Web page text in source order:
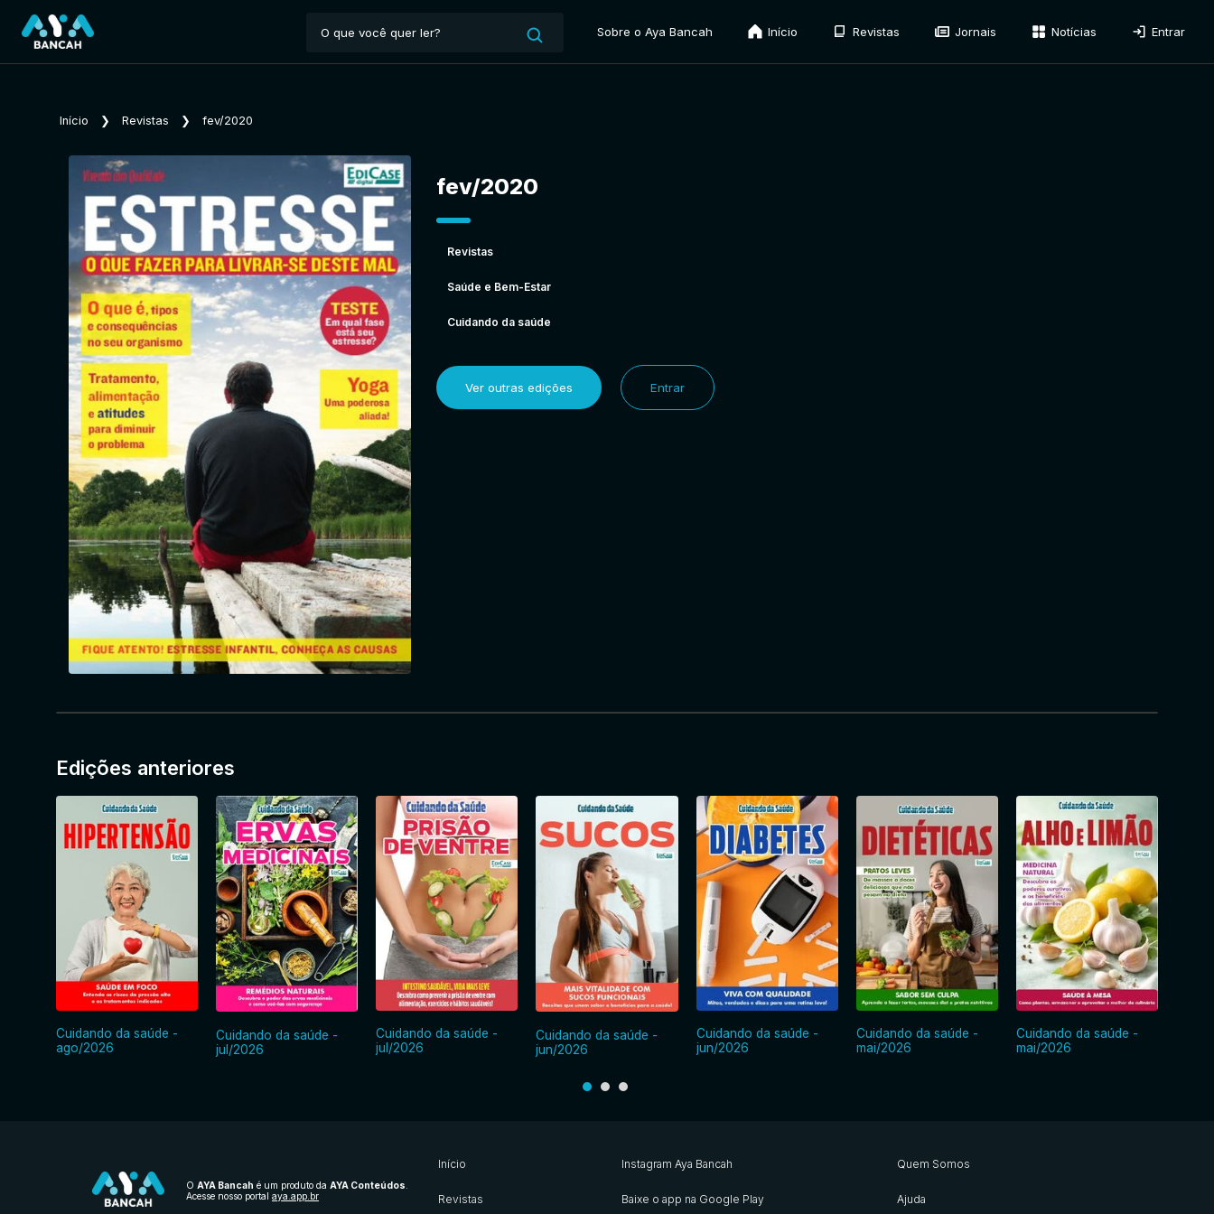
Sobre o Aya Bancah Início Revistas Jornais Notícias Entrar
Início ❯ Revistas ❯ fev/2020
fev/2020
Revistas
Saúde e Bem-Estar
Cuidando da saúde
Ver outras edições Entrar
Edições anteriores
Cuidando da saúde -
ago/2026
Cuidando da saúde -
jul/2026
Cuidando da saúde -
jul/2026
Cuidando da saúde -
jun/2026
Cuidando da saúde -
jun/2026
Cuidando da saúde -
mai/2026
Cuidando da saúde -
mai/2026
O AYA Bancah é um produto da AYA Conteúdos.
Acesse nosso portal aya.app.br
Início
Revistas
Instagram Aya Bancah
Baixe o app na Google Play
Quem Somos
Ajuda